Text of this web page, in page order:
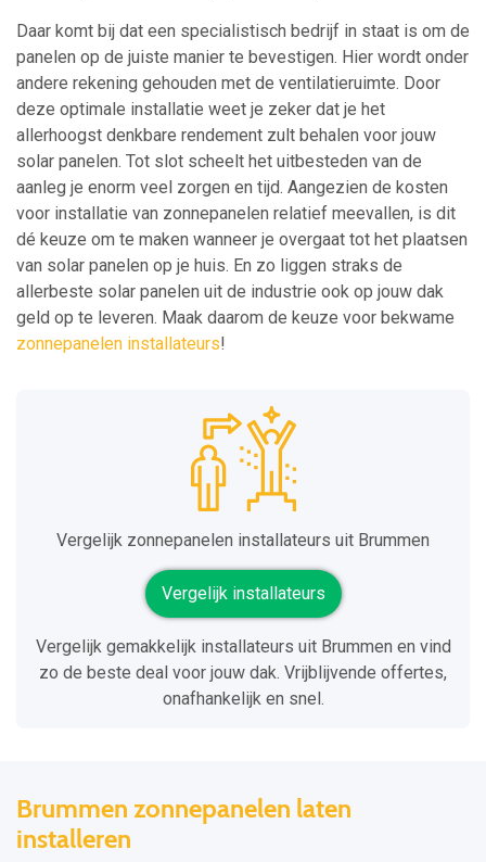
Daar komt bij dat een specialistisch bedrijf in staat is om de
panelen op de juiste manier te bevestigen. Hier wordt onder
andere rekening gehouden met de ventilatieruimte. Door
deze optimale installatie weet je zeker dat je het
allerhoogst denkbare rendement zult behalen voor jouw
solar panelen. Tot slot scheelt het uitbesteden van de
aanleg je enorm veel zorgen en tijd. Aangezien de kosten
voor installatie van zonnepanelen relatief meevallen, is dit
dé keuze om te maken wanneer je overgaat tot het plaatsen
van solar panelen op je huis. En zo liggen straks de
allerbeste solar panelen uit de industrie ook op jouw dak
geld op te leveren. Maak daarom de keuze voor bekwame
zonnepanelen installateurs!
Vergelijk zonnepanelen installateurs uit Brummen
Vergelijk installateurs
Vergelijk gemakkelijk installateurs uit Brummen en vind
zo de beste deal voor jouw dak. Vrijblijvende offertes,
onafhankelijk en snel.
Brummen zonnepanelen laten
installeren